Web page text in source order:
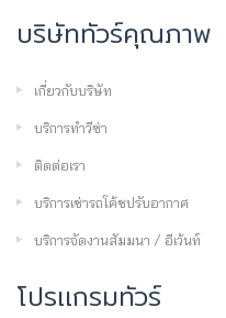
บริษัททัวร์คุณภาพ
เกี่ยวกับบริษัท
บริการทำวีซ่า
ติดต่อเรา
บริการเช่ารถโค้ชปรับอากาศ
บริการจัดงานสัมมนา / อีเว้นท์
โปรเเกรมทัวร์